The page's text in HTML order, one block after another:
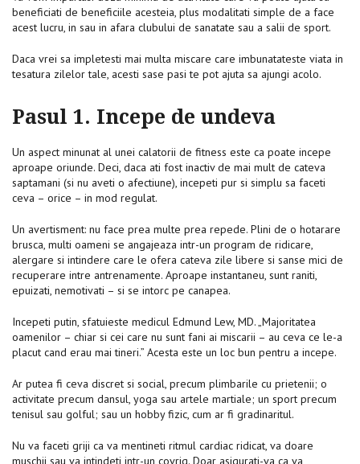
beneficiati de beneficiile acesteia, plus modalitati simple de a face
acest lucru, in sau in afara clubului de sanatate sau a salii de sport.
Daca vrei sa impletesti mai multa miscare care imbunatateste viata in
tesatura zilelor tale, acesti sase pasi te pot ajuta sa ajungi acolo.
Pasul 1. Incepe de undeva
Un aspect minunat al unei calatorii de fitness este ca poate incepe
aproape oriunde. Deci, daca ati fost inactiv de mai mult de cateva
saptamani (si nu aveti o afectiune), incepeti pur si simplu sa faceti
ceva – orice – in mod regulat.
Un avertisment: nu face prea multe prea repede. Plini de o hotarare
brusca, multi oameni se angajeaza intr-un program de ridicare,
alergare si intindere care le ofera cateva zile libere si sanse mici de
recuperare intre antrenamente. Aproape instantaneu, sunt raniti,
epuizati, nemotivati – si se intorc pe canapea.
Incepeti putin, sfatuieste medicul Edmund Lew, MD. „Majoritatea
oamenilor – chiar si cei care nu sunt fani ai miscarii – au ceva ce le-a
placut cand erau mai tineri.” Acesta este un loc bun pentru a incepe.
Ar putea fi ceva discret si social, precum plimbarile cu prietenii; o
activitate precum dansul, yoga sau artele martiale; un sport precum
tenisul sau golful; sau un hobby fizic, cum ar fi gradinaritul.
Nu va faceti griji ca va mentineti ritmul cardiac ridicat, va doare
muschii sau va intindeti intr-un covrig. Doar asigurati-va ca va